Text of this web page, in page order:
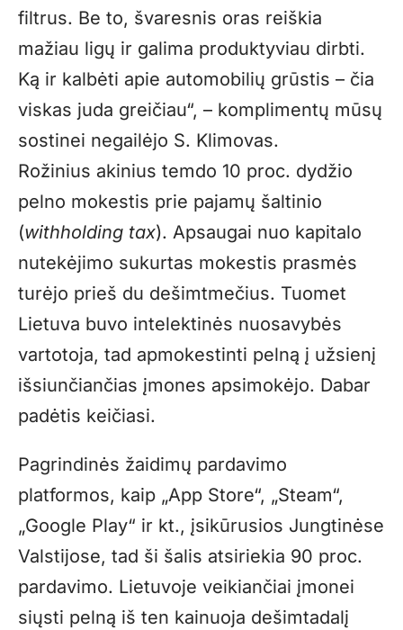
filtrus. Be to, švaresnis oras reiškia
mažiau ligų ir galima produktyviau dirbti.
Ką ir kalbėti apie automobilių grūstis – čia
viskas juda greičiau“, – komplimentų mūsų
sostinei negailėjo S. Klimovas.
Rožinius akinius temdo 10 proc. dydžio
pelno mokestis prie pajamų šaltinio
(withholding tax). Apsaugai nuo kapitalo
nutekėjimo sukurtas mokestis prasmės
turėjo prieš du dešimtmečius. Tuomet
Lietuva buvo intelektinės nuosavybės
vartotoja, tad apmokestinti pelną į užsienį
išsiunčiančias įmones apsimokėjo. Dabar
padėtis keičiasi.
Pagrindinės žaidimų pardavimo
platformos, kaip „App Store“, „Steam“,
„Google Play“ ir kt., įsikūrusios Jungtinėse
Valstijose, tad ši šalis atsiriekia 90 proc.
pardavimo. Lietuvoje veikiančiai įmonei
siųsti pelną iš ten kainuoja dešimtadalį